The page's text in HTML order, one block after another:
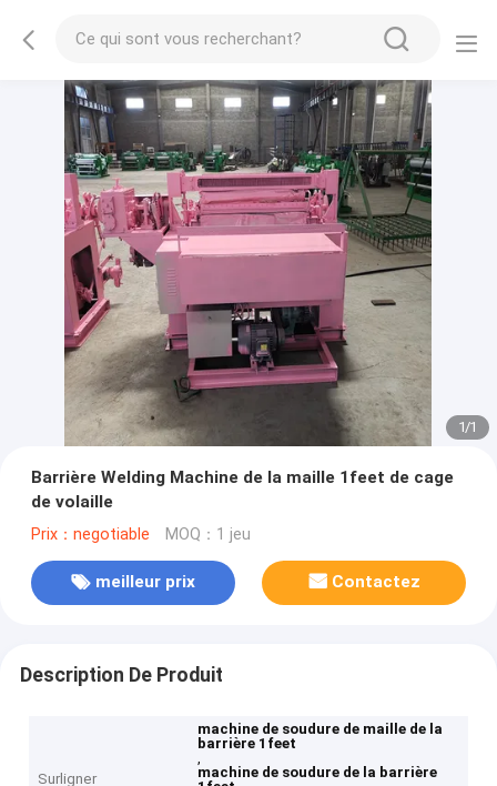
1/1
Barrière Welding Machine de la maille 1feet de cage
de volaille
Prix：negotiable MOQ：1 jeu
meilleur prix Contactez
Description De Produit
Surligner
machine de soudure de maille de la
barrière 1feet
,
machine de soudure de la barrière